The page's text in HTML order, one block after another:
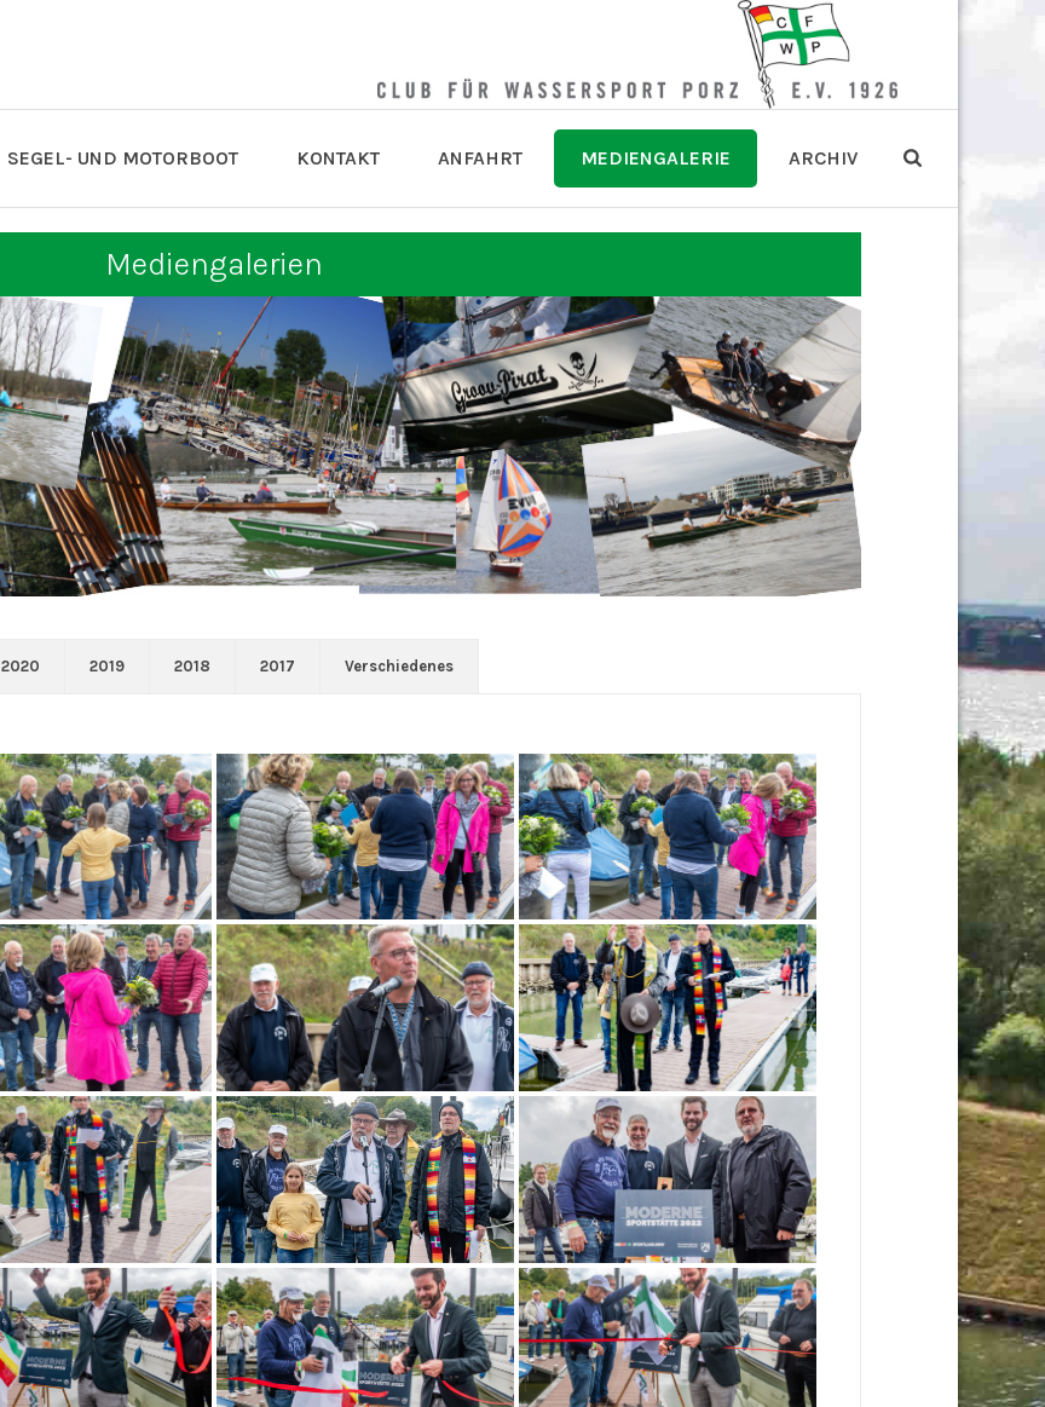
SEGEL- UND MOTORBOOT KONTAKT ANFAHRT MEDIENGALERIE ARCHIV
Mediengalerien
2020 2019 2018 2017 Verschiedenes